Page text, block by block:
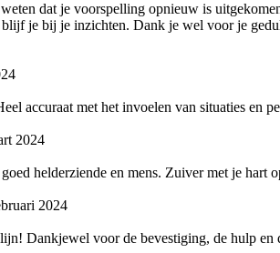
dat je voorspelling opnieuw is
je bij je inzichten. Dank je wel voor je
accuraat met het invoelen van situaties en
2024
helderziende en mens. Zuiver met je
2024
Dankjewel voor de bevestiging, de hulp en